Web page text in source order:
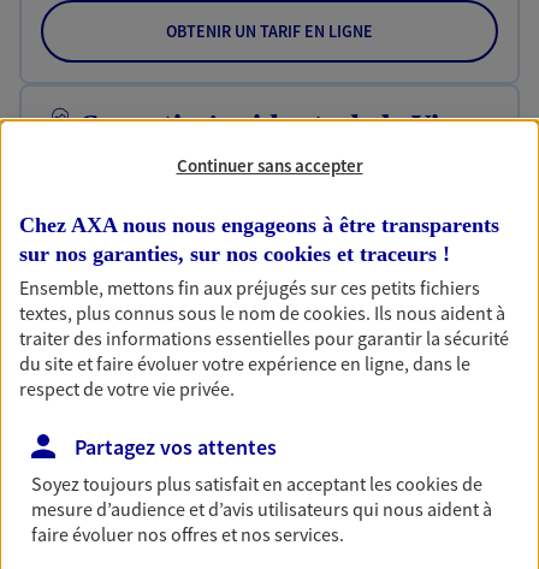
OBTENIR UN TARIF EN LIGNE
Garantie Accidents de la Vie
Bricoleuse, féru de jardinage, pâtissier en herbe
ou grande lectrice… personne n'est à l'abri d'un
accident du quotidien. Avec Ma Protection
Accident, protégez votre qualité de vie et vos
revenus.
Découvrir l'offre Garantie Accidents de la Vie
OBTENIR UN TARIF EN LIGNE
Multirisque Entreprise
Gagnez en simplicité et en sérénité avec votre
assurance multirisque entreprise. Un contrat
unique pour protéger vos locaux, matériels pro,
Continuer sans accepter
Chez AXA nous nous engageons à être transparents
sur nos garanties, sur nos cookies et traceurs !
Ensemble, mettons fin aux préjugés sur ces petits fichiers
textes, plus connus sous le nom decookies. Ils nous aident à
traiter des informations essentielles pour garantir la sécurité
du site et faire évoluer votre expérience en ligne, dans le
respect de votre vie privée.
Partagez vos attentes
Soyez toujours plus satisfait en acceptant lescookiesde
mesure d’audience et d’avis utilisateurs qui nous aident à
faire évoluer nos offres et nos services.